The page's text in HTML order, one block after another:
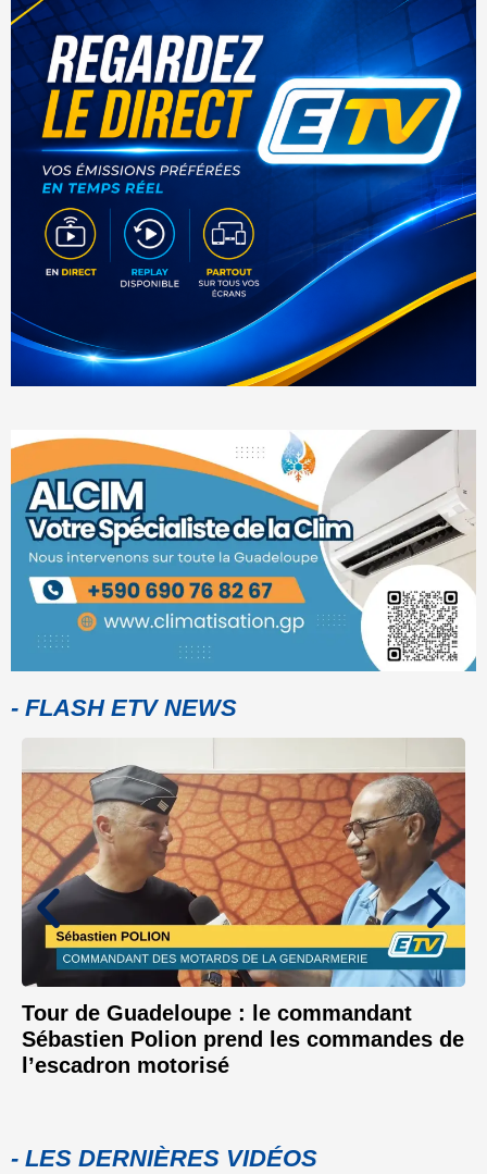
- FLASH ETV NEWS
Tour de Guadeloupe : le commandant
Sébastien Polion prend les commandes de
l’escadron motorisé
- LES DERNIÈRES VIDÉOS